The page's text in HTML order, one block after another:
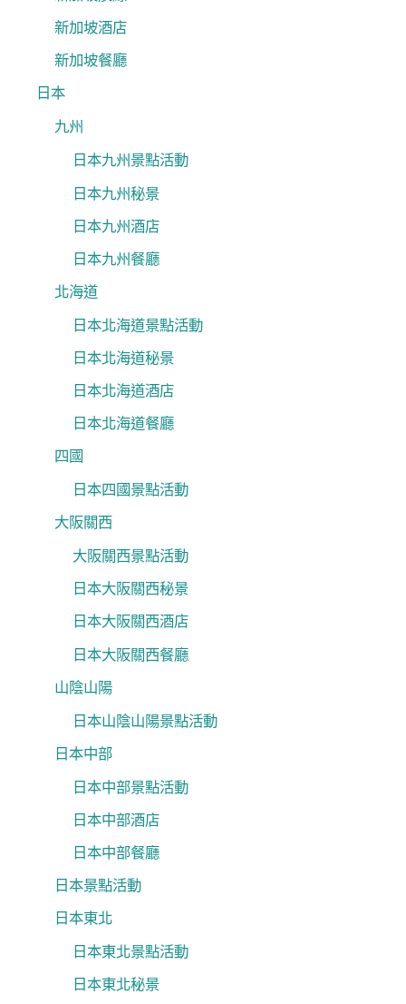
新加坡酒店
新加坡餐廳
日本
九州
日本九州景點活動
日本九州秘景
日本九州酒店
日本九州餐廳
北海道
日本北海道景點活動
日本北海道秘景
日本北海道酒店
日本北海道餐廳
四國
日本四國景點活動
大阪關西
大阪關西景點活動
日本大阪關西秘景
日本大阪關西酒店
日本大阪關西餐廳
山陰山陽
日本山陰山陽景點活動
日本中部
日本中部景點活動
日本中部酒店
日本中部餐廳
日本景點活動
日本東北
日本東北景點活動
日本東北秘景